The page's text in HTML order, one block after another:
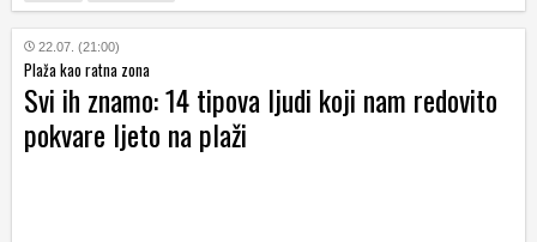
22.07. (21:00)
Plaža kao ratna zona
Svi ih znamo: 14 tipova ljudi koji nam redovito
pokvare ljeto na plaži